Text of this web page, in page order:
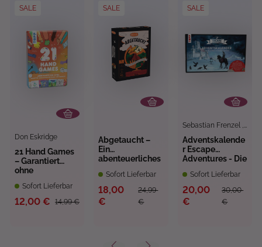
SALE
Don Eskridge
21 Hand Games
– Garantiert
ohne
oder Schnuck!
Sofort Lieferbar
14,99 €
12,00 €
SALE
Abgetaucht –
Ein
abenteuerliches
Verschollen in
Südamerika!
Sofort Lieferbar
24,99
€
18,00
€
SALE
Sebastian Frenzel ,
Adventskalende
r Escape
Adventures - Die
Burg
Sofort Lieferbar
30,00
€
20,00
€